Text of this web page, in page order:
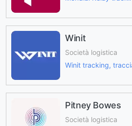
Winit
Società logistica
Winit tracking,
Pitney Bowes
Società logistica